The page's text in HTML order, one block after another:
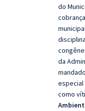
do
da
especial
como